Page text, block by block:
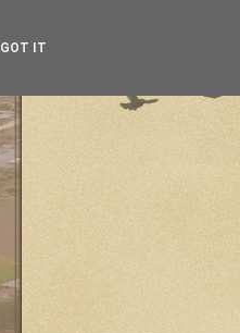
GOT IT